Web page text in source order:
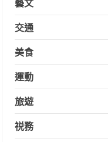
交通
美食
運動
旅遊
祱務